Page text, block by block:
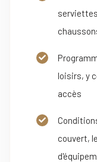
loisirs, y
accès
couvert,